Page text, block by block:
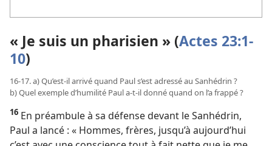
« Je suis un pharisien » (Actes 23:1-
10)
16-17. a) Qu’est-il arrivé quand Paul s’est adressé au Sanhédrin ?
b) Quel exemple d’humilité Paul a-t-il donné quand on l’a frappé ?
16 En préambule à sa défense devant le Sanhédrin,
Paul a lancé : « Hommes, frères, jusqu’à aujourd’hui